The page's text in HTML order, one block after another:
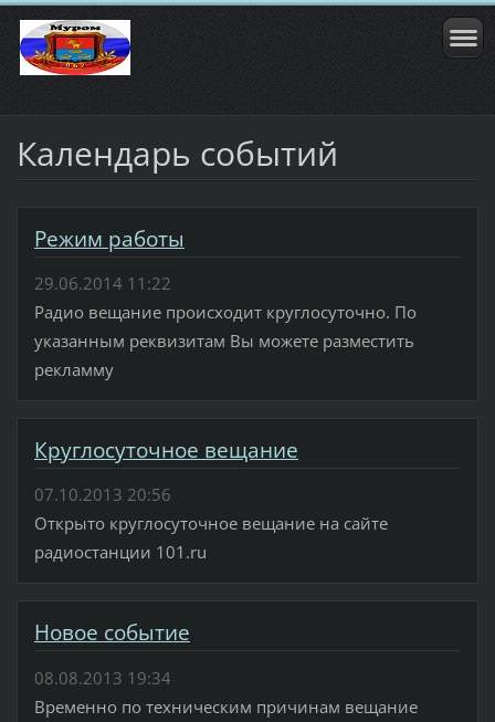
Календарь событий
Режим работы
29.06.2014 11:22
Радио вещание происходит круглосуточно. По
указанным реквизитам Вы можете разместить
рекламму
Круглосуточное вещание
07.10.2013 20:56
Открыто круглосуточное вещание на сайте
радиостанции 101.ru
Новое событие
08.08.2013 19:34
Временно по техническим причинам вещание